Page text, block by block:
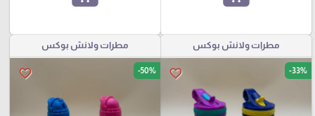
مطرات ولانش بوكس
favorite_border -33%
مطرات ولانش بوكس
favorite_border -50%